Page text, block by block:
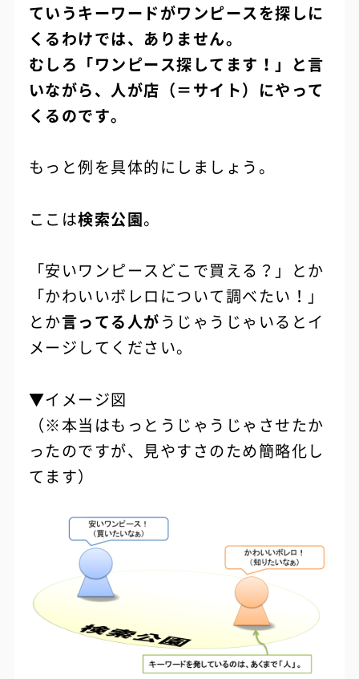
ていうキーワードがワンピースを探しに
くるわけでは、ありません。
むしろ「ワンピース探してます！」と言
いながら、人が店（＝サイト）にやって
くるのです。
もっと例を具体的にしましょう。
ここは検索公園。
「安いワンピースどこで買える？」とか
「かわいいボレロについて調べたい！」
とか言ってる人がうじゃうじゃいるとイ
メージしてください。
▼イメージ図
（※本当はもっとうじゃうじゃさせたか
ったのですが、見やすさのため簡略化し
てます）